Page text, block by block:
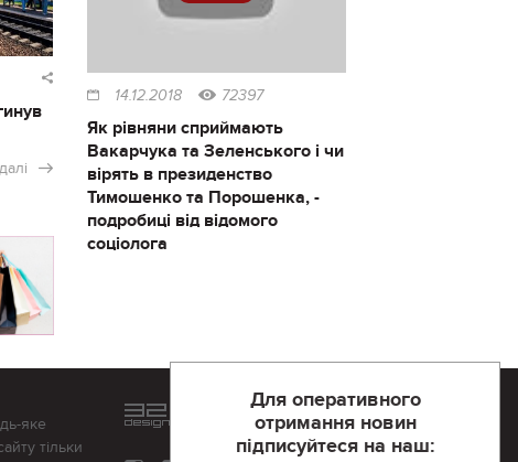
14.12.2018 72397
Як рівняни сприймають
Вакарчука та Зеленського і чи
вірять в президенство
Тимошенко та Порошенка, -
подробиці від відомого
соціолога
Для оперативного
отримання новин
підписуйтеся на наш:
яке
тільки
Розроблений та підтримується
компанії 32х32